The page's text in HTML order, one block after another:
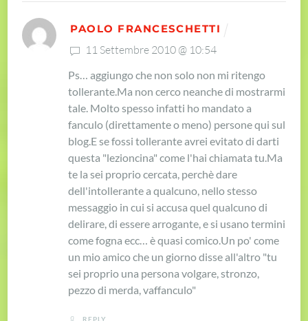
PAOLO FRANCESCHETTI
11 Settembre 2010 @ 10:54
Ps…aggiungo che non solo non mi ritengo
tollerante.Ma non cerco neanche di mostrarmi
tale. Molto spesso infatti ho mandato a
fanculo (direttamente o meno) persone qui sul
blog.E se fossi tollerante avrei evitato di darti
questa "lezioncina" come l'hai chiamata tu.Ma
te la sei proprio cercata, perchè dare
dell'intollerante a qualcuno, nello stesso
messaggio in cui si accusa quel qualcuno di
delirare, di essere arrogante, e si usano termini
come fogna ecc… è quasi comico.Un po' come
un mio amico che un giorno disse all'altro "tu
sei proprio una persona volgare, stronzo,
pezzo di merda, vaffanculo"
REPLY